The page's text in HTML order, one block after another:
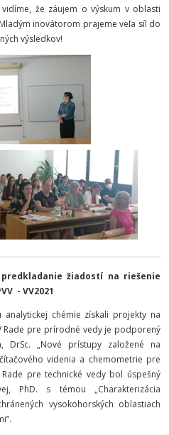
že záujem o výskum v oblasti
inovátorom prajeme veľa síl do
výsledkov!
žiadostí na riešenie
- VV2021
chémie získali projekty na
Rade pre prírodné vedy je podporený
DrSc. „Nové prístupy založené na
videnia a chemometrie pre
Rade pre technické vedy bol úspešný
PhD. s témou „Charakterizácia
vysokohorských oblastiach